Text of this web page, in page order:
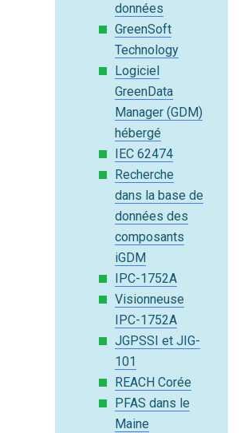
données
GreenSoft
Technology
Logiciel
GreenData
Manager (GDM)
hébergé
IEC 62474
Recherche
dans la base de
données des
composants
iGDM
IPC-1752A
Visionneuse
IPC-1752A
JGPSSI et JIG-
101
REACH Corée
PFAS dans le
Maine